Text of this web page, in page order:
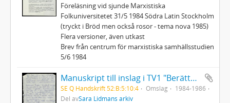
Föreläsning vid sjunde Marxistiska
Folkuniversitetet 31/5 1984 Södra Latin Stockholm
(tryckt i Bröd men också rosor - tema nova 1985)
Flera versioner, även utkast
Brev från centrum för marxistiska samhällsstudien
5/6 1984
Manuskript till inslag i TV1 "Berättelsen ur bakfickan" ... när dem sopade hela byn oppåt väggarna...
SE Q Handskrift 52:B:5:10:4 Omslag
1984-1986
Del avSara Lidmans arkiv